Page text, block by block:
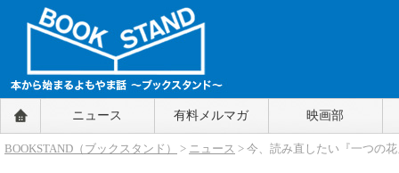
BOOKSTAND（ブックスタンド）
～本から始まるよもやま話～
BOOKSTAND（ブ
ニュース 有料メルマガ 映画部
BOOKSTAND（ブックスタンド） > ニュース > 今、読み直したい『一つの